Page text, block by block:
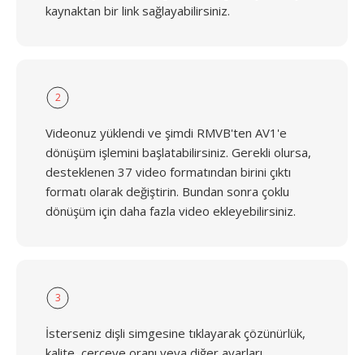
kaynaktan bir link sağlayabilirsiniz.
2
Videonuz yüklendi ve şimdi RMVB'ten AV1'e
dönüşüm işlemini başlatabilirsiniz. Gerekli olursa,
desteklenen 37 video formatından birini çıktı
formatı olarak değiştirin. Bundan sonra çoklu
dönüşüm için daha fazla video ekleyebilirsiniz.
3
İsterseniz dişli simgesine tıklayarak çözünürlük,